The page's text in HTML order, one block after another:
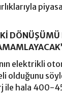
DÖNÜŞÜMÜ
elektrikli
olduğunu
ile hala 400-